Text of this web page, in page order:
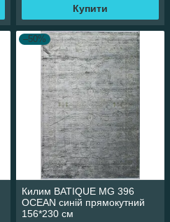
Купити
–50%
Килим BATIQUE MG 396
OCEAN синій прямокутний
156*230 см